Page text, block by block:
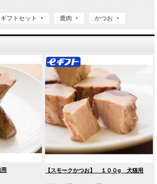
ところからスタート。
っという間に節にしたかつおを、そのままじっくり
。
まですべての加工を人の目で確認し、人の手で行っ
ギフトセット 鹿肉 かつお
【スモークかつお】 １００g 犬猫用